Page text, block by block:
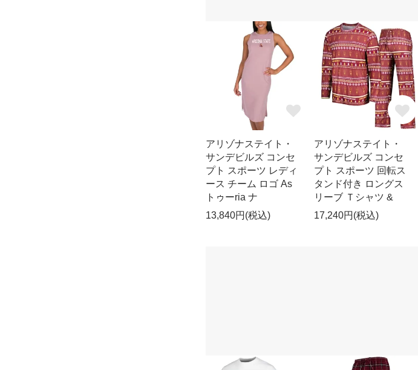
アリゾナステイト・
サンデビルズ コンセ
プト スポーツ レディ
ース チーム ロゴ As
トゥーria ナ
13,840円(税込)
アリゾナステイト・
サンデビルズ コンセ
プト スポーツ 回転ス
タンド付き ロングス
リーブ Ｔシャツ &
17,240円(税込)